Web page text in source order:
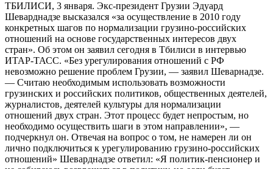
ТБИЛИСИ, 3 января. Экс-президент Грузии Эдуард
Шеварднадзе высказался «за осуществление в 2010 году
конкретных шагов по нормализации грузино-российских
отношений на основе государственных интересов двух
стран». Об этом он заявил сегодня в Тбилиси в интервью
ИТАР-ТАСС. «Без урегулирования отношений с РФ
невозможно решение проблем Грузии, — заявил Шеварнадзе.
— Считаю необходимым использовать возможности
грузинских и российских политиков, общественных деятелей,
журналистов, деятелей культуры для нормализации
отношений двух стран. Этот процесс будет непростым, но
необходимо осуществить шаги в этом направлении», —
подчеркнул он. Отвечая на вопрос о том, не намерен ли он
лично подключиться к урегулированию грузино-российских
отношений» Шеварднадзе ответил: «Я политик-пенсионер и